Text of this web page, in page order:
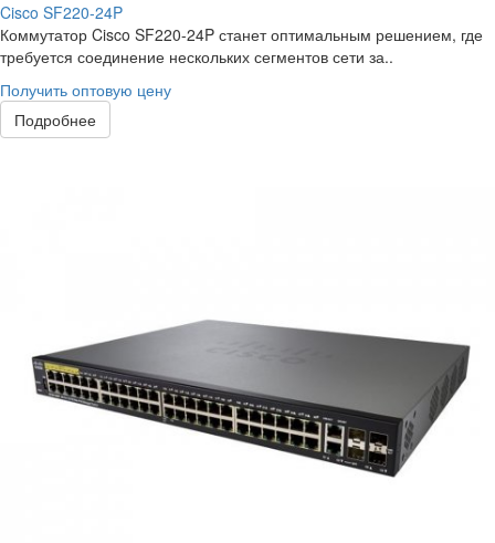
Cisco SF220-24P
Коммутатор Cisco SF220-24P станет оптимальным решением, где
требуется соединение нескольких сегментов сети за..
Получить оптовую цену
Подробнее